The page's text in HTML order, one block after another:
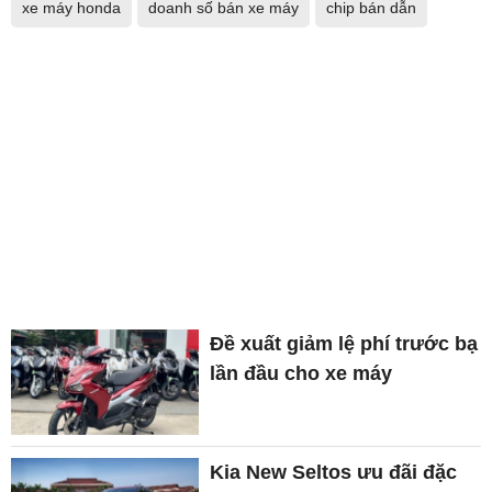
xe máy honda doanh số bán xe máy chip bán dẫn
Đề xuất giảm lệ phí trước bạ
lần đầu cho xe máy
Kia New Seltos ưu đãi đặc